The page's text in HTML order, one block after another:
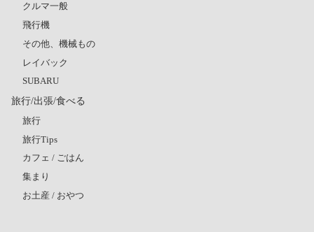
クルマ一般
飛行機
その他、機械もの
レイバック
SUBARU
旅行/出張/食べる
旅行
旅行Tips
カフェ / ごはん
集まり
お土産 / おやつ